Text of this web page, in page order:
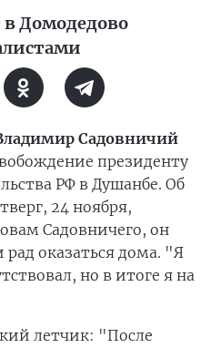
Домодедово
Садовничий
президенту
РФ в Душанбе. Об
24 ноября,
Садовничего, он
оказаться дома. "Я
но в итоге я на
летчик: "После